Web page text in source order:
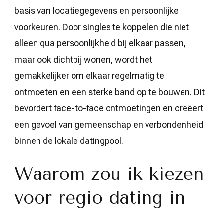
basis van locatiegegevens en persoonlijke
voorkeuren. Door singles te koppelen die niet
alleen qua persoonlijkheid bij elkaar passen,
maar ook dichtbij wonen, wordt het
gemakkelijker om elkaar regelmatig te
ontmoeten en een sterke band op te bouwen. Dit
bevordert face-to-face ontmoetingen en creëert
een gevoel van gemeenschap en verbondenheid
binnen de lokale datingpool.
Waarom zou ik kiezen
voor regio dating in